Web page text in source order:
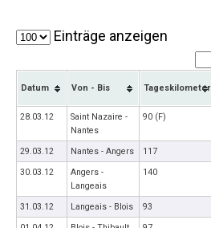
Einträge anzeigen
Datum Von - Bis Tageskilometer
28.03.12
Saint Nazaire -
Nantes
90 (F)
29.03.12 Nantes - Angers 117
30.03.12
Angers -
Langeais
140
31.03.12 Langeais - Blois 93